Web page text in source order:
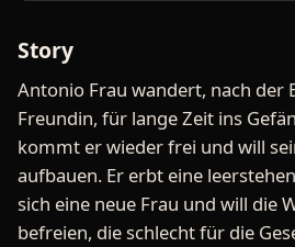
Story
Antonio Frau wandert, nach der
Freundin, für lange Zeit ins
kommt er wieder frei und will
aufbauen. Er erbt eine
sich eine neue Frau und will die
befreien, die schlecht für die